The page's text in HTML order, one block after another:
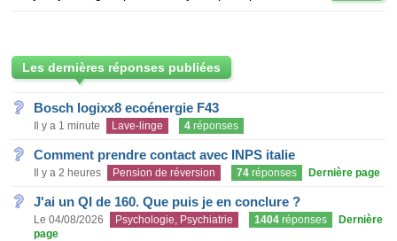
Les dernières réponses publiées
Bosch logixx8 ecoénergie F43
Il y a 1 minute Lave-linge 4 réponses
Comment prendre contact avec INPS italie
Il y a 2 heures Pension de réversion 74 réponses Dernière page
J'ai un QI de 160. Que puis je en conclure ?
Le 04/08/2026 Psychologie, Psychiatrie 1404 réponses
Dernière
page